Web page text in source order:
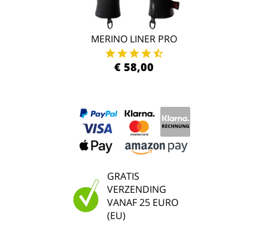
MERINO LINER PRO
€ 58,00
GRATIS
VERZENDING
VANAF 25 EURO
(EU)